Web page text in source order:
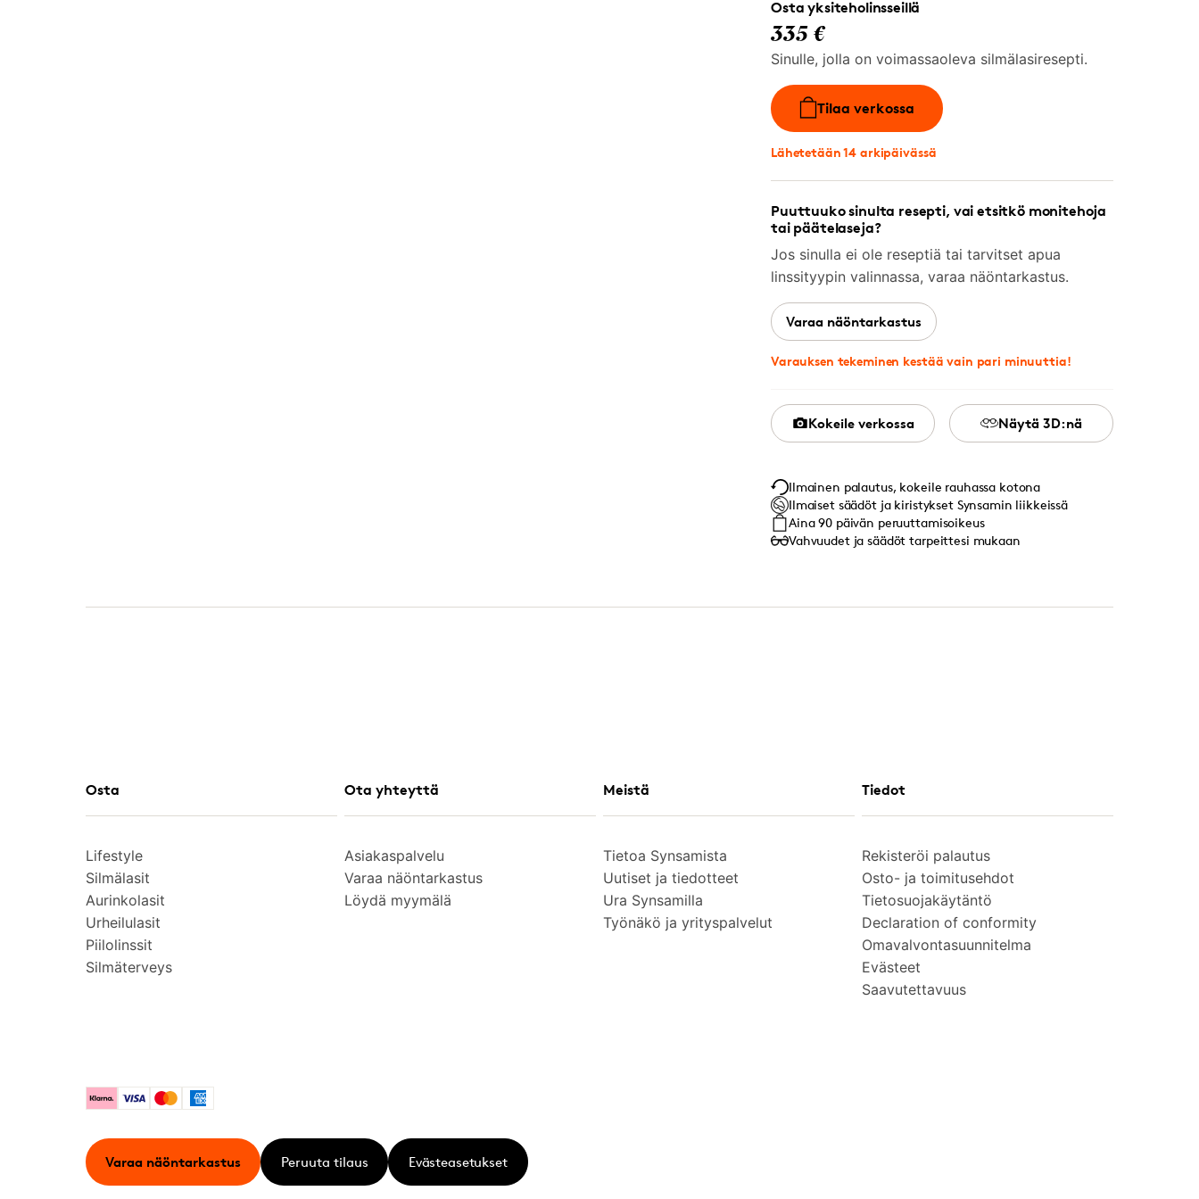
Osta yksiteholinsseillä
335 €
Sinulle, jolla on voimassaoleva silmälasiresepti.
Tilaa verkossa
Lähetetään 14 arkipäivässä
Puuttuuko sinulta resepti, vai etsitkö monitehoja
tai päätelaseja?
Jos sinulla ei ole reseptiä tai tarvitset apua
linssityypin valinnassa, varaa näöntarkastus.
Varaa näöntarkastus
Varauksen tekeminen kestää vain pari minuuttia!
Kokeile verkossa Näytä 3D:nä
Ilmainen palautus, kokeile rauhassa kotona
Ilmaiset säädöt ja kiristykset Synsamin liikkeissä
Aina 90 päivän peruuttamisoikeus
Vahvuudet ja säädöt tarpeittesi mukaan
Osta
Lifestyle
Silmälasit
Aurinkolasit
Urheilulasit
Piilolinssit
Silmäterveys
Ota yhteyttä
Asiakaspalvelu
Varaa näöntarkastus
Löydä myymälä
Meistä
Tietoa Synsamista
Uutiset ja tiedotteet
Ura Synsamilla
Työnäkö ja yrityspalvelut
Tiedot
Rekisteröi palautus
Osto- ja toimitusehdot
Tietosuojakäytäntö
Declaration of conformity
Omavalvontasuunnitelma
Evästeet
Saavutettavuus
KlarnaVisa MastercardAmerican Express
Varaa näöntarkastus Peruuta tilaus Evästeasetukset